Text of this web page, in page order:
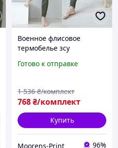
Военное флисовое
термобелье зсу
повседневное армейское
подарок
Готово к отправке
768₴/комплект
1 536 ₴/комплект
Купить
Moorens-Print 96%